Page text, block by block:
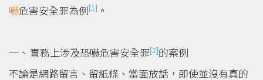
嚇危害安全罪為例[1] 。
實務上涉及恐嚇危害安全罪[2]的案例
不論是網路留言、留紙條、當面放話，即使並沒有真的